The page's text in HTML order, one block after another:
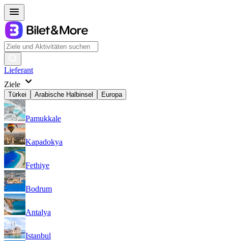
Lieferant
Ziele
Türkei Arabische Halbinsel Europa
Pamukkale
Kapadokya
Fethiye
Bodrum
Antalya
Istanbul